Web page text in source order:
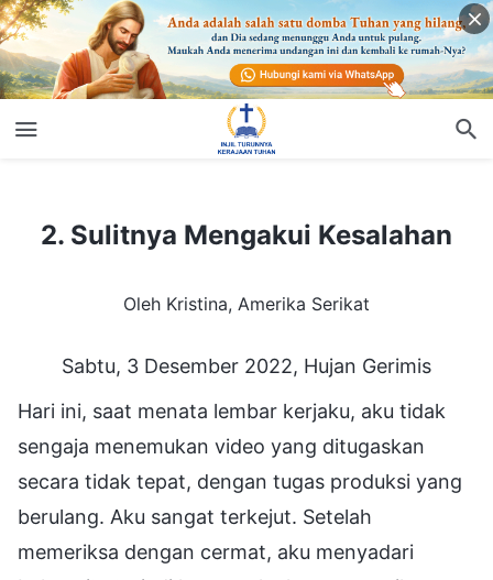
2. Sulitnya Mengakui Kesalahan
2. Sulitnya Mengakui Kesalahan
Oleh Kristina, Amerika Serikat
Sabtu, 3 Desember 2022, Hujan Gerimis
Hari ini, saat menata lembar kerjaku, aku tidak
sengaja menemukan video yang ditugaskan
secara tidak tepat, dengan tugas produksi yang
berulang. Aku sangat terkejut. Setelah
memeriksa dengan cermat, aku menyadari